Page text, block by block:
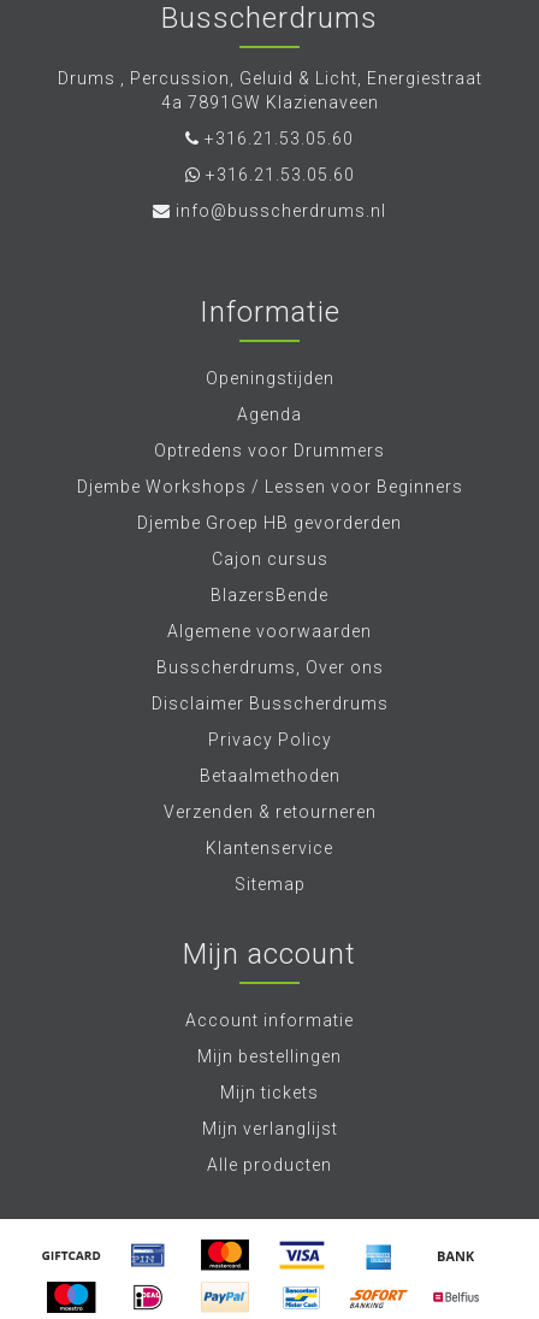
Busscherdrums
Drums , Percussion, Geluid & Licht, Energiestraat
4a 7891GW Klazienaveen
+316.21.53.05.60
+316.21.53.05.60
info@busscherdrums.nl
Informatie
Openingstijden
Agenda
Optredens voor Drummers
Djembe Workshops / Lessen voor Beginners
Djembe Groep HB gevorderden
Cajon cursus
BlazersBende
Algemene voorwaarden
Busscherdrums, Over ons
Disclaimer Busscherdrums
Privacy Policy
Betaalmethoden
Verzenden & retourneren
Klantenservice
Sitemap
Mijn account
Account informatie
Mijn bestellingen
Mijn tickets
Mijn verlanglijst
Alle producten